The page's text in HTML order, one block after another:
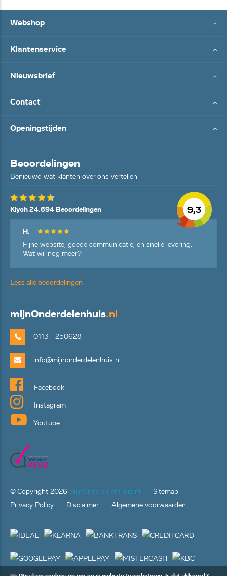
Webshop
Klantenservice
Nieuwsbrief
Contact
Openingstijden
Beoordelingen
Benieuwd wat klanten over ons vertellen
9,3
Kiyoh 24.694 Beoordelingen
H.
Fijne website, goede communicatie, en snelle levering.
Wat wil nog meer?
Lees alle beoordelingen
mijnOnderdelenhuis.nl
0113 - 250628
info@mijnonderdelenhuis.nl
Facebook
Instagram
Youtube
© Copyright 2026 MijnOnderdelenHuis.nl
Sitemap
Privacy Policy
Disclaimer Algemene voorwaarden